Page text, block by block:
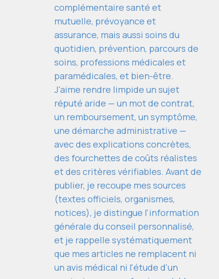
complémentaire santé et
mutuelle, prévoyance et
assurance, mais aussi soins du
quotidien, prévention, parcours de
soins, professions médicales et
paramédicales, et bien-être.
J'aime rendre limpide un sujet
réputé aride — un mot de contrat,
un remboursement, un symptôme,
une démarche administrative —
avec des explications concrètes,
des fourchettes de coûts réalistes
et des critères vérifiables. Avant de
publier, je recoupe mes sources
(textes officiels, organismes,
notices), je distingue l'information
générale du conseil personnalisé,
et je rappelle systématiquement
que mes articles ne remplacent ni
un avis médical ni l'étude d'un